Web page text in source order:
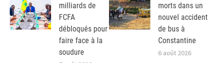
milliards de
FCFA
débloqués pour
faire face à la
soudure
morts dans un
nouvel accident
de bus à
Constantine
6 août 2026